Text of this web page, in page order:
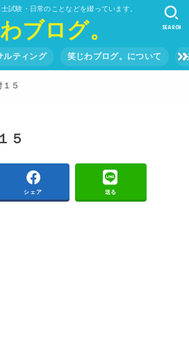
試験・日常のことなどを綴っています。
ブログ。
ルティング 笑じわブログ。について
SEARCH
５
５
シェア 送る